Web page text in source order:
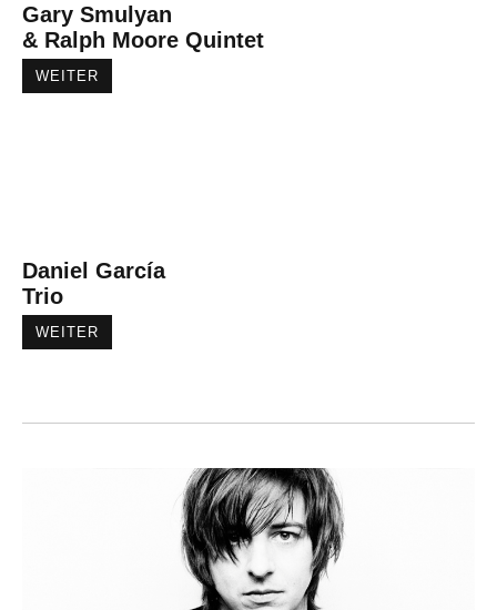
Gary Smulyan
& Ralph Moore Quintet
WEITER
Daniel García
Trio
WEITER